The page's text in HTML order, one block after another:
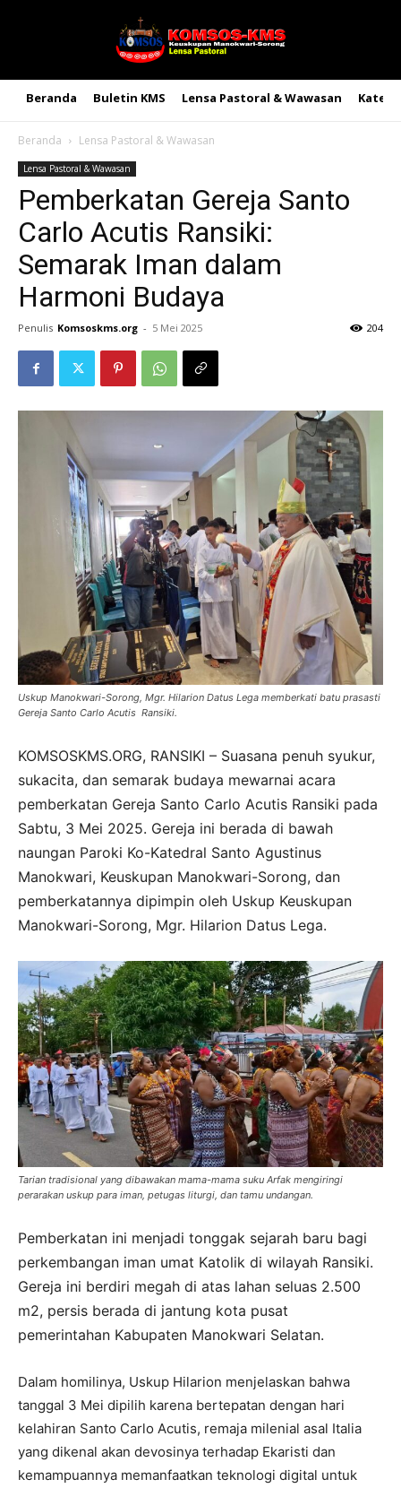
Beranda Buletin KMS Lensa Pastoral & Wawasan
Beranda Lensa Pastoral & Wawasan
Lensa Pastoral & Wawasan
Pemberkatan Gereja Santo
Carlo Acutis Ransiki:
Semarak Iman dalam
Harmoni Budaya
Penulis Komsoskms.org - 5 Mei 2025 204
Uskup Manokwari-Sorong, Mgr. Hilarion Datus Lega memberkati batu prasasti
Gereja Santo Carlo Acutis Ransiki.
KOMSOSKMS.ORG, RANSIKI – Suasana penuh syukur,
sukacita, dan semarak budaya mewarnai acara
pemberkatan Gereja Santo Carlo Acutis Ransiki pada
Sabtu, 3 Mei 2025. Gereja ini berada di bawah
naungan Paroki Ko-Katedral Santo Agustinus
Manokwari, Keuskupan Manokwari-Sorong, dan
pemberkatannya dipimpin oleh Uskup Keuskupan
Manokwari-Sorong, Mgr. Hilarion Datus Lega.
Tarian tradisional yang dibawakan mama-mama suku Arfak mengiringi
perarakan uskup para iman, petugas liturgi, dan tamu undangan.
Pemberkatan ini menjadi tonggak sejarah baru bagi
perkembangan iman umat Katolik di wilayah Ransiki.
Gereja ini berdiri megah di atas lahan seluas 2.500
m2, persis berada di jantung kota pusat
pemerintahan Kabupaten Manokwari Selatan.
Dalam homilinya, Uskup Hilarion menjelaskan bahwa
tanggal 3 Mei dipilih karena bertepatan dengan hari
kelahiran Santo Carlo Acutis, remaja milenial asal Italia
yang dikenal akan devosinya terhadap Ekaristi dan
kemampuannya memanfaatkan teknologi digital untuk